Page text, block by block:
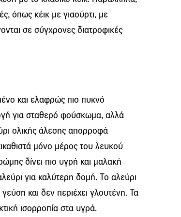
όπως κέικ με γιαούρτι, με
σε σύγχρονες διατροφικές
και ελαφρώς πιο πυκνό
για σταθερό φούσκωμα, αλλά
ολικής άλεσης απορροφά
μόνο μέρος του λευκού
δίνει πιο υγρή και μαλακή
για καλύτερη δομή. Το αλεύρι
και δεν περιέχει γλουτένη. Τα
ισορροπία στα υγρά.